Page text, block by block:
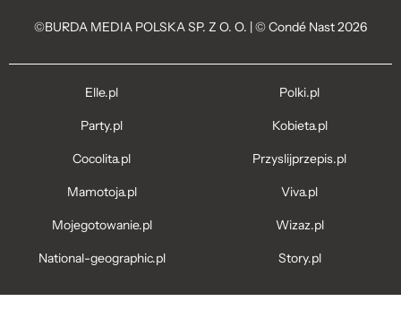
©BURDA MEDIA POLSKA SP. Z O. O. | © Condé Nast 2026
Elle.pl
Party.pl
Cocolita.pl
Mamotoja.pl
Mojegotowanie.pl
National-geographic.pl
Polki.pl
Kobieta.pl
Przyslijprzepis.pl
Viva.pl
Wizaz.pl
Story.pl